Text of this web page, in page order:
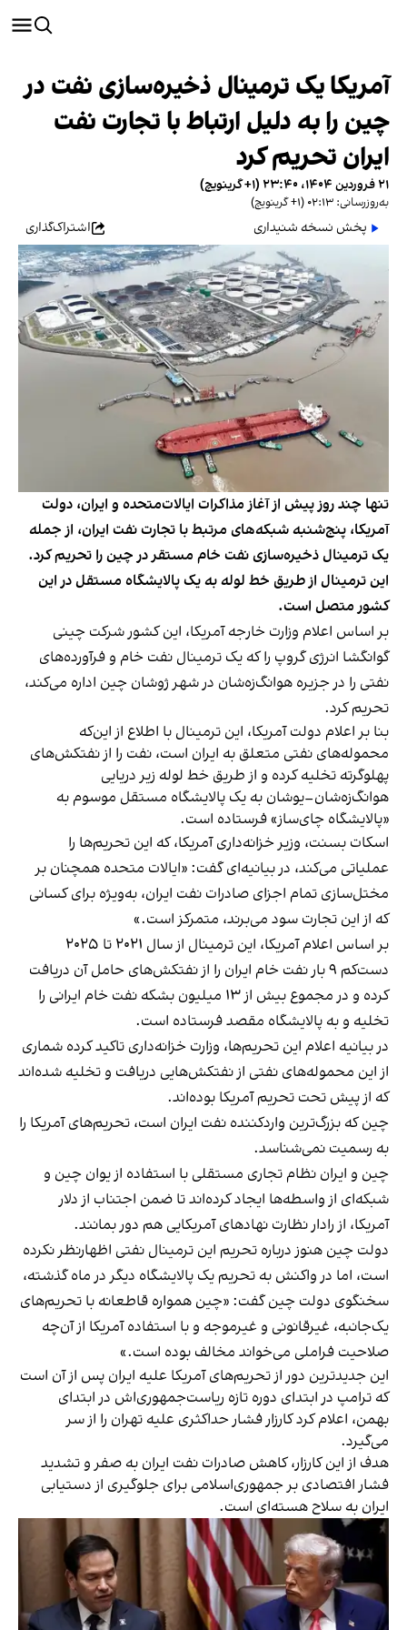
آمریکا یک ترمینال ذخیره‌سازی نفت در
چین را به دلیل ارتباط با تجارت نفت
ایران تحریم کرد
۲۱ فروردین ۱۴۰۴، ۲۳:۴۰ (‎+۱ گرینویچ)
به‌روزرسانی: ۰۲:۱۳ (‎+۱ گرینویچ)
پخش نسخه شنیداری اشتراک‌گذاری
تنها چند روز پیش از آغاز مذاکرات ایالات‌متحده و ایران، دولت
آمریکا، پنج‌شنبه شبکه‌های مرتبط با تجارت نفت ایران، از جمله
یک ترمینال ذخیره‌سازی نفت خام مستقر در چین را تحریم کرد.
این ترمینال از طریق خط لوله به یک پالایشگاه مستقل در این
کشور متصل است.
بر اساس اعلام وزارت خارجه آمریکا، این کشور شرکت چینی
گوانگشا انرژی گروپ را که یک ترمینال نفت خام و فرآورده‌های
نفتی را در جزیره هوانگ‌زه‌شان در شهر ژوشان چین اداره می‌کند،
تحریم کرد.
بنا بر اعلام دولت آمریکا، این ترمینال با اطلاع از این‌که
محموله‌های نفتی متعلق به ایران است، نفت را از نفتکش‌های
پهلو‌گرته تخلیه کرده و از طریق خط لوله زیر دریایی
هوانگ‌زه‌شان–یو‌شان به یک پالایشگاه مستقل موسوم به
«پالایشگاه چای‌ساز» فرستاده است.
اسکات بسنت، وزیر خزانه‌داری آمریکا، که این تحریم‌ها را
عملیاتی می‌کند، در بیانیه‌ای گفت: «ایالات متحده همچنان بر
مختل‌سازی تمام اجزای صادرات نفت ایران، به‌ویژه برای کسانی
که از این تجارت سود می‌برند، متمرکز است.»
بر اساس اعلام آمریکا، این ترمینال از سال ۲۰۲۱ تا ۲۰۲۵
دست‌کم ۹ بار نفت خام ایران را از نفتکش‌های حامل آن دریافت
کرده و در مجموع بیش از ۱۳ میلیون بشکه نفت خام ایرانی را
تخلیه و به پالایشگاه مقصد فرستاده است.
در بیانیه اعلام این تحریم‌ها، وزارت خزانه‌داری تاکید کرده شماری
از این محموله‌های نفتی از نفتکش‌هایی دریافت و تخلیه شده‌اند
که از پیش تحت تحریم آمریکا بوده‌اند.
چین که بزرگ‌ترین واردکننده نفت ایران است، تحریم‌های آمریکا را
به رسمیت نمی‌شناسد.
چین و ایران نظام تجاری مستقلی با استفاده از یوان چین و
شبکه‌ای از واسطه‌ها ایجاد کرده‌اند تا ضمن اجتناب از دلار
آمریکا، از رادار نظارت نهادهای آمریکایی هم دور بمانند.
دولت چین هنوز درباره تحریم این ترمینال نفتی اظهارنظر نکرده
است، اما در واکنش به تحریم یک پالایشگاه دیگر در ماه گذشته،
سخنگوی دولت چین گفت: «چین همواره قاطعانه با تحریم‌های
یک‌جانبه، غیرقانونی و غیرموجه و با استفاده آمریکا از آن‌چه
صلاحیت فراملی می‌خواند مخالف بوده است.»
این جدیدترین دور از تحریم‌های آمریکا علیه ایران پس از آن است
که ترامپ در ابتدای دوره تازه ریاست‌جمهوری‌اش در ابتدای
بهمن، اعلام کرد کارزار فشار حداکثری علیه تهران را از سر
می‌گیرد.
هدف از این کارزار، کاهش صادرات نفت ایران به صفر و تشدید
فشار افتصادی بر جمهوری‌اسلامی برای جلوگیری از دستیابی
ایران به سلاح هسته‌ای است.